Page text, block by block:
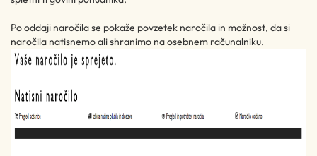
Po oddaji naročila se pokaže povzetek naročila in možnost, da si
naročila natisnemo ali shranimo na osebnem računalniku.